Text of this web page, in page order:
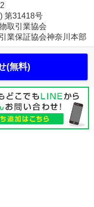
第31418号
取引業協会
業保証協会神奈川本部
(無料)